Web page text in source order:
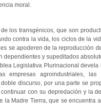
moral.
los transgénicos, que son
contra la vida, los ciclos de la
se apoderen de la reproducción
y supeditados
Legislativa Plurinacional
empresas agroindustriales, las
discurso, por una parte se
con su depredación y la
la Madre Tierra, que se encuentra